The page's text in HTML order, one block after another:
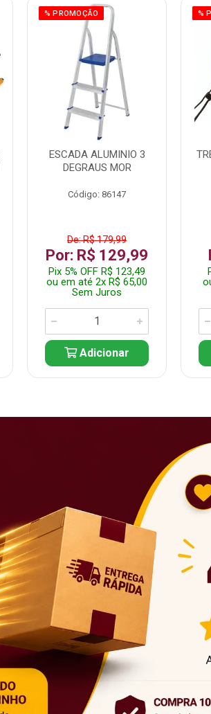
% PROMOÇÃO
ESCADA ALUMINIO 3
DEGRAUS MOR
Código: 86147
De: R$ 179,99
Por: R$ 129,99
Pix 5% OFF R$ 123,49
ou em até 2x R$ 65,00
Sem Juros
Adicionar
%